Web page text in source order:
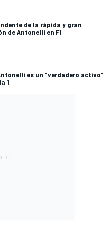
de la rápida y gran
de Antonelli en F1
es un "verdadero activo"
1